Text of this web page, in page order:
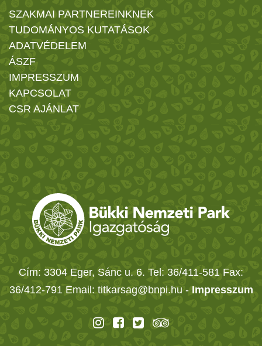
SZAKMAI PARTNEREINKNEK
TUDOMÁNYOS KUTATÁSOK
ADATVÉDELEM
ÁSZF
IMPRESSZUM
KAPCSOLAT
CSR AJÁNLAT
Cím: 3304 Eger, Sánc u. 6. Tel: 36/411-581 Fax:
36/412-791 Email: titkarsag@bnpi.hu - Impresszum